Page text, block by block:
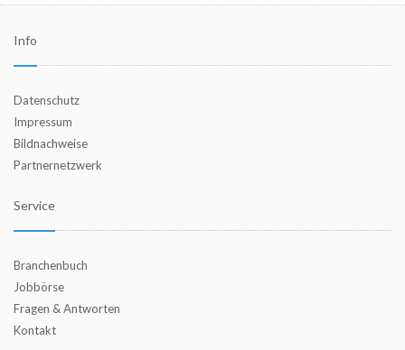
Info
Datenschutz
Impressum
Bildnachweise
Partnernetzwerk
Service
Branchenbuch
Jobbörse
Fragen & Antworten
Kontakt